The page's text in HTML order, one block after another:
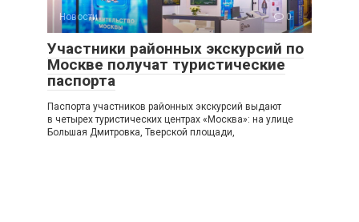
Новости 0
Участники районных экскурсий по
Москве получат туристические
паспорта
Паспорта участников районных экскурсий выдают
в четырех туристических центрах «Москва»: на улице
Большая Дмитровка, Тверской площади,